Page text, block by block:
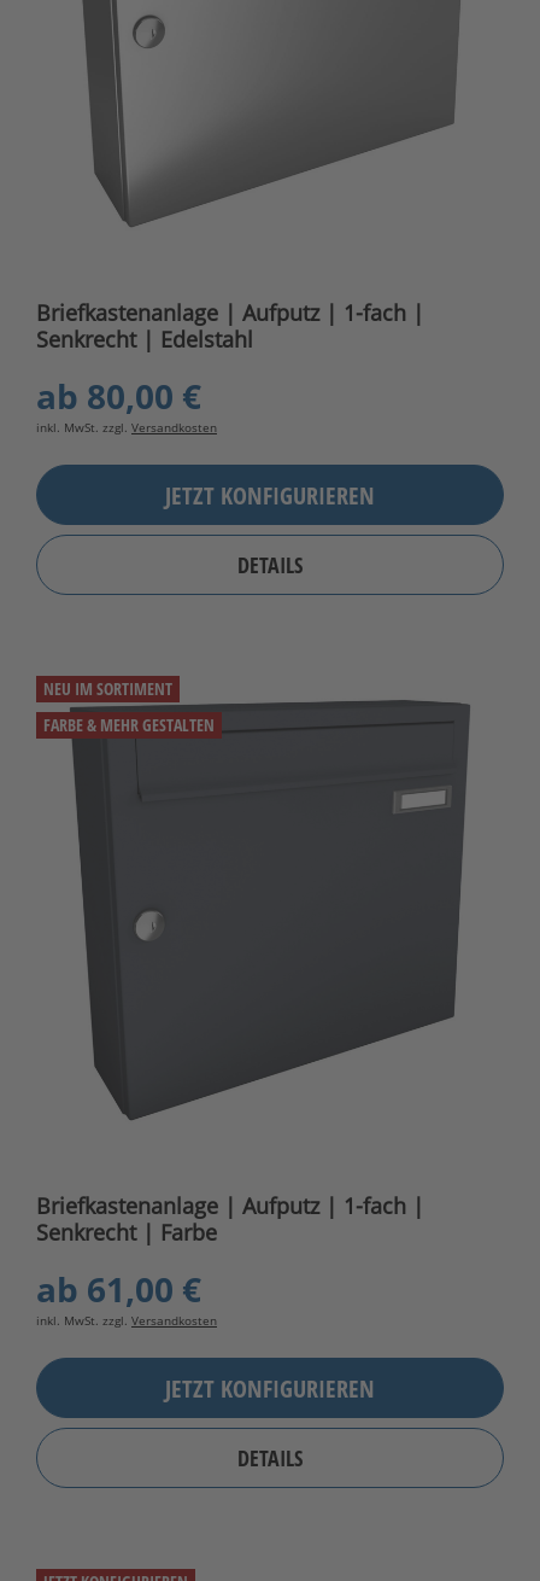
Briefkastenanlage | Aufputz | 1-fach |
Senkrecht | Edelstahl
ab 80,00 €
inkl. MwSt. zzgl. Versandkosten
JETZT KONFIGURIEREN
DETAILS
NEU IM SORTIMENT
FARBE & MEHR GESTALTEN
Briefkastenanlage | Aufputz | 1-fach |
Senkrecht | Farbe
ab 61,00 €
inkl. MwSt. zzgl. Versandkosten
JETZT KONFIGURIEREN
DETAILS